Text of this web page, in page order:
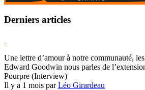
Derniers articles
Une lettre d’amour à notre communauté,
Edward Goodwin nous parles de
Pourpre (Interview)
Il y a 1 mois parLéo Girardeau